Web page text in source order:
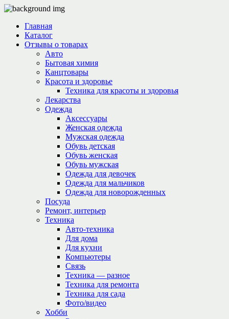
Главная
Каталог
Отзывы о товарах
Авто
Бытовая химия
Канцтовары
Красота и здоровье
Техника для красоты и здоровья
Лекарства
Одежда
Аксессуары
Женская одежда
Мужская одежда
Обувь детская
Обувь женская
Обувь мужская
Одежда для девочек
Одежда для мальчиков
Одежда для новорожденных
Посуда
Ремонт, интерьер
Техника
Авто-техника
Для дома
Для кухни
Компьютеры
Связь
Техника — разное
Техника для ремонта
Техника для сада
Фото/видео
Хобби